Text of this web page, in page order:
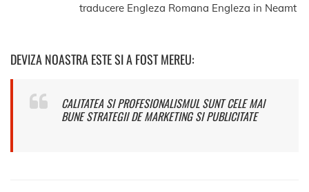
traducere Engleza Romana Engleza in Neamt
DEVIZA NOASTRA ESTE SI A FOST MEREU:
CALITATEA SI PROFESIONALISMUL SUNT CELE MAI
BUNE STRATEGII DE MARKETING SI PUBLICITATE